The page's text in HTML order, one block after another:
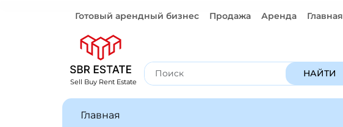
Готовый арендный бизнес Продажа Аренда Главная
Sell Buy Rent Estate
НАЙТИ
Главная